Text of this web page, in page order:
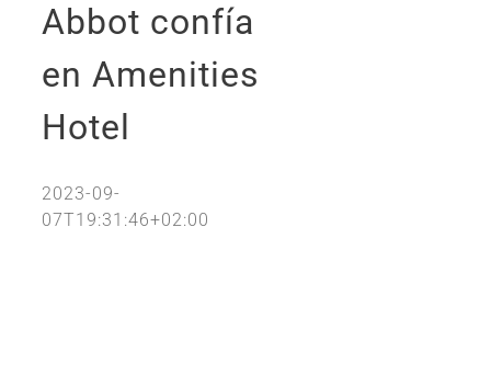
Abbot confía
en Amenities
Hotel
2023-09-
07T19:31:46+02:00